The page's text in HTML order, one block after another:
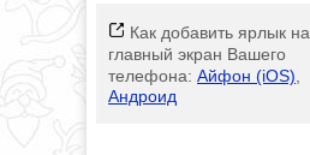
Как добавить ярлык на
главный экран Вашего
телефона: Айфон (iOS)
Андроид